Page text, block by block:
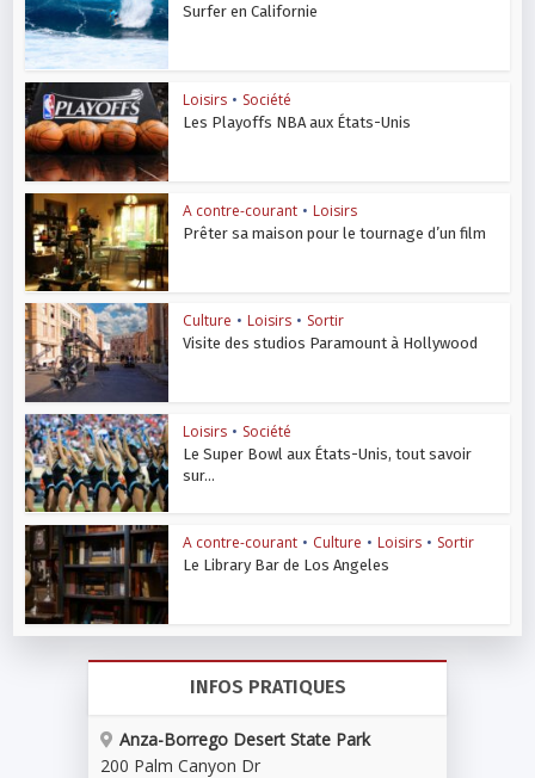
Surfer en Californie
Loisirs • Société
Les Playoffs NBA aux États-Unis
A contre-courant • Loisirs
Prêter sa maison pour le tournage d’un film
Culture • Loisirs • Sortir
Visite des studios Paramount à Hollywood
Loisirs • Société
Le Super Bowl aux États-Unis, tout savoir
sur...
A contre-courant • Culture • Loisirs • Sortir
Le Library Bar de Los Angeles
INFOS PRATIQUES
Anza-Borrego Desert State Park
200 Palm Canyon Dr